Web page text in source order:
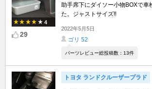
4
29
助手席下にダイソー小物BOXで車
た。ジャストサイズ‼️
2022年5月5日
ゴリ 52
パーツレビュー総投稿数：13件
トヨタ ランドクルーザープラド